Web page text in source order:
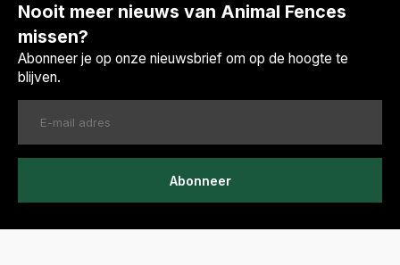
Nooit meer nieuws van Animal Fences
missen?
Abonneer je op onze nieuwsbrief om op de hoogte te
blijven.
Abonneer